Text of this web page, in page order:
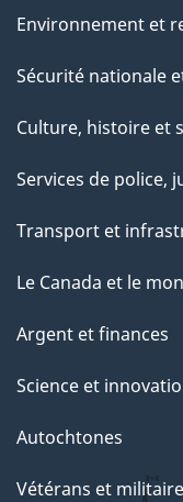
Environnement et
Sécurité nationale
Culture, histoire et
Services de police,
Transport et
Le Canada et le
Argent et finances
Science et
Autochtones
Vétérans et